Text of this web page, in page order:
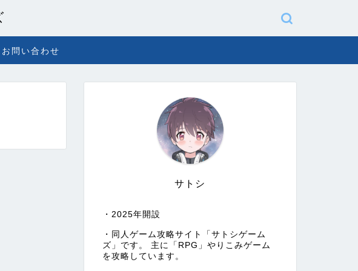
お問い合わせ
サトシ
・2025年開設
・同人ゲーム攻略サイト「サトシゲーム
ズ」です。 主に「RPG」やりこみゲーム
を攻略しています。